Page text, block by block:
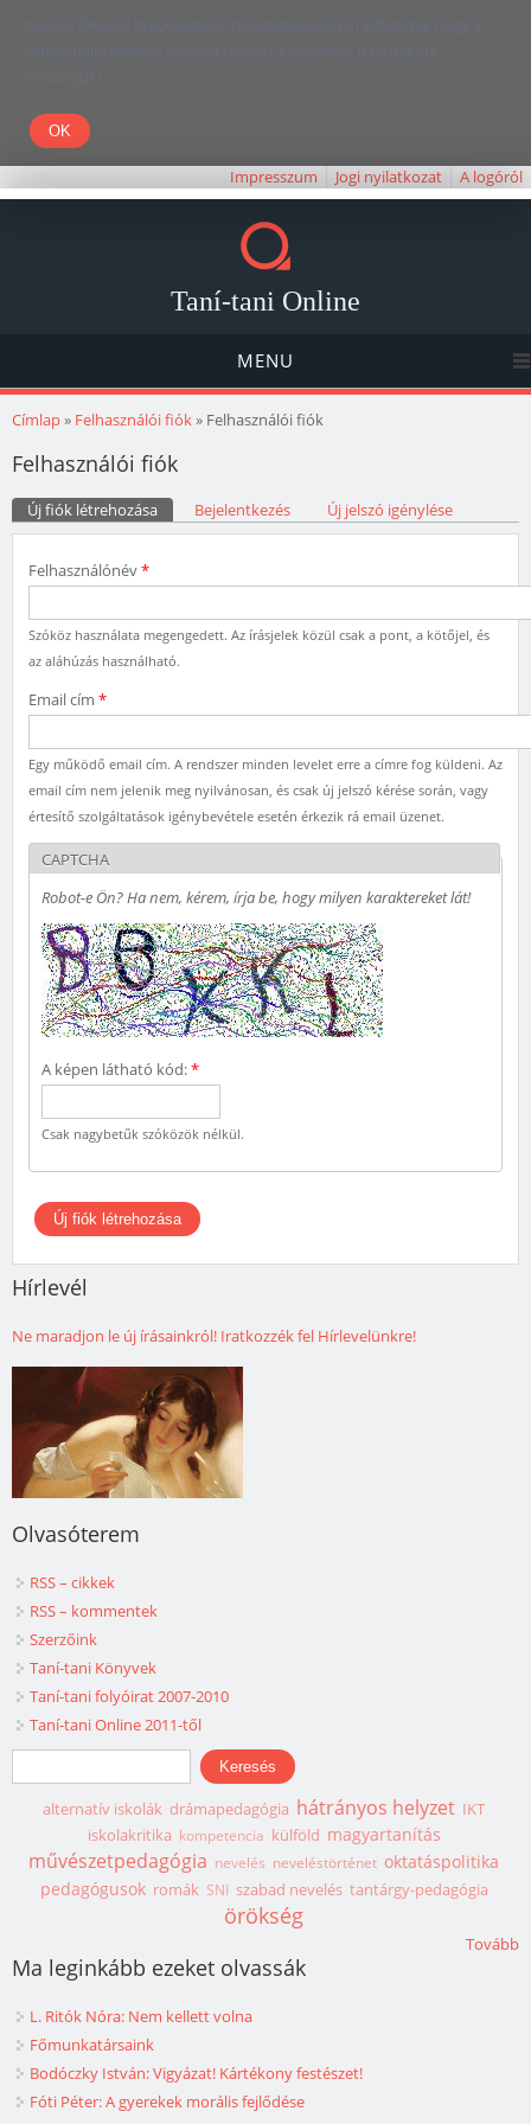
Kedves Olvasó! Weboldalunk böngészésével Ön elfogadja, hogy a
felhasználói élmény javítása céljából cookie-kat használunk.
Köszönjük!
Impresszum Jogi nyilatkozat A logóról
Taní-tani Online
MENU
Jelenlegi hely
Címlap» Felhasználói fiók» Felhasználói fiók
Felhasználói fiók
Elsődleges fülek
Új fiók létrehozása (aktív fül)Bejelentkezés Új jelszó igénylése
Felhasználónév*
Szóköz használata megengedett. Az írásjelek közül csak a pont, a kötőjel, és
az aláhúzás használható.
Email cím *
Egy működő email cím. A rendszer minden levelet erre a címre fog küldeni. Az
email cím nem jelenik meg nyilvánosan, és csak új jelszó kérése során, vagy
értesítő szolgáltatások igénybevétele esetén érkezik rá email üzenet.
CAPTCHA
Robot-e Ön? Ha nem, kérem, írja be, hogy milyen karaktereket lát!
A képen látható kód:*
Csak nagybetűk szóközök nélkül.
Hírlevél
Ne maradjon le új írásainkról! Iratkozzék fel Hírlevelünkre!
Olvasóterem
RSS – cikkek
RSS – kommentek
Szerzőink
Taní-tani Könyvek
Taní-tani folyóirat 2007-2010
Taní-tani Online 2011-től
Keresés űrlap
Keresés
alternatív iskolák drámapedagógia hátrányos helyzet IKT
iskolakritika kompetencia külföld magyartanítás
művészetpedagógia nevelés neveléstörténet oktatáspolitika
pedagógusok romák SNI szabad nevelés tantárgy-pedagógia
örökség
Tovább
Ma leginkább ezeket olvassák
L. Ritók Nóra: Nem kellett volna
Főmunkatársaink
Bodóczky István: Vigyázat! Kártékony festészet!
Fóti Péter: A gyerekek morális fejlődése